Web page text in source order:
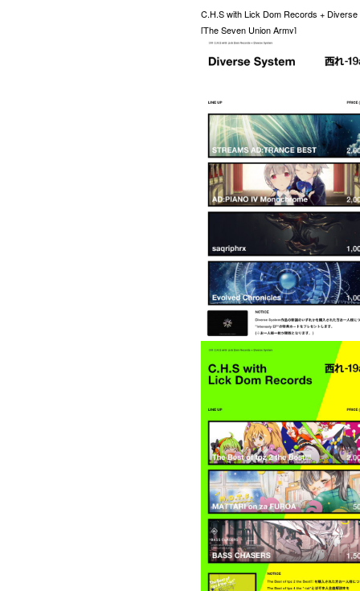
C.H.S with Lick Dom Records +
[The Seven Union Army]